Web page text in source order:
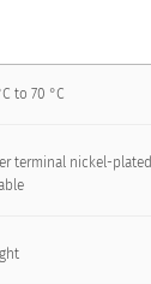
to 70 °C
terminal nickel-plated